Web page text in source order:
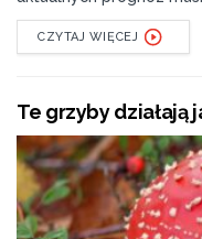
CZYTAJ WIĘCEJ
Te grzyby działają